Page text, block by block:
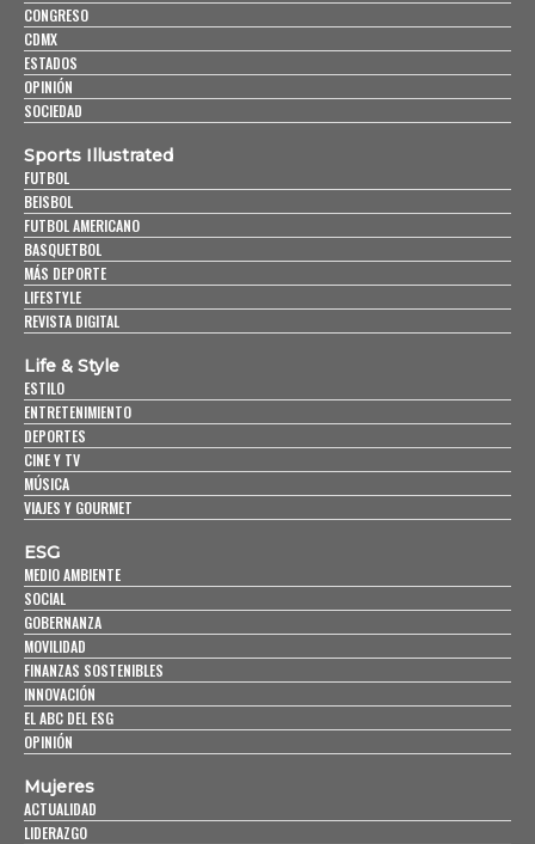
CONGRESO
CDMX
ESTADOS
OPINIÓN
SOCIEDAD
Sports Illustrated
FUTBOL
BEISBOL
FUTBOL AMERICANO
BASQUETBOL
MÁS DEPORTE
LIFESTYLE
REVISTA DIGITAL
Life & Style
ESTILO
ENTRETENIMIENTO
DEPORTES
CINE Y TV
MÚSICA
VIAJES Y GOURMET
ESG
MEDIO AMBIENTE
SOCIAL
GOBERNANZA
MOVILIDAD
FINANZAS SOSTENIBLES
INNOVACIÓN
EL ABC DEL ESG
OPINIÓN
Mujeres
ACTUALIDAD
LIDERAZGO